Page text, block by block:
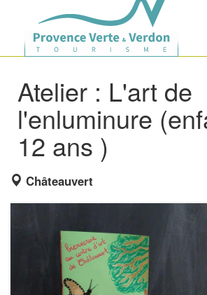
Atelier : L'art de
l'enluminure
12 ans )
Châteauvert